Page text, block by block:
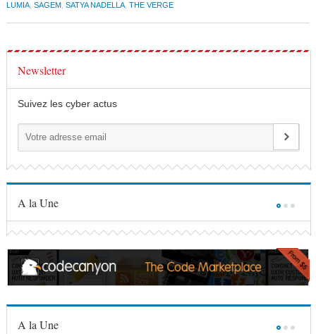
LUMIA, SAGEM SATYA NADELLA, THE VERGE
Newsletter
Suivez les cyber actus
A la Une
A la Une